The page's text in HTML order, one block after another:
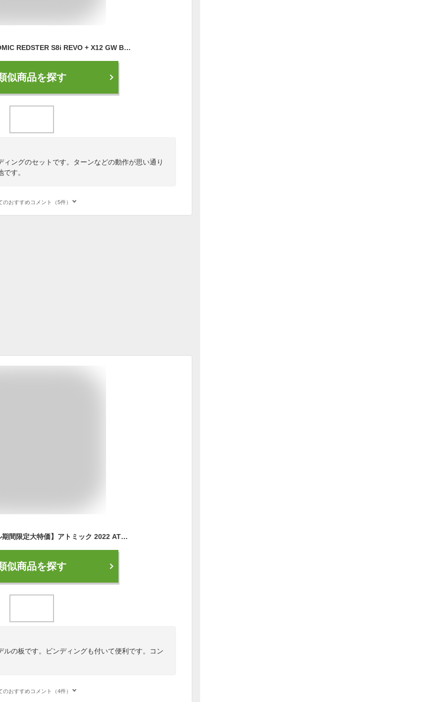
アトミック 2022 ATOMIC REDSTER S8i REVO + X12 GW Black レッドスター ビンディングセット 21 22
似商品を探す
ングのセットです。ターンなどの動作が思い通り
す。
のおすすめコメント（5件）
【楽天スーパーセール期間限定大特価】アトミック 2022 ATOMIC REDSTER S8i REVO + X12 GW Black レッドスター ビンディングセット 21 22
似商品を探す
ルの板です。ビンディングも付いて便利です。コン
のおすすめコメント（4件）